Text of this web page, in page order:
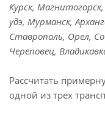
Курск,
удэ, Мурманск,
Ставрополь, Орел,
Череповец,
Рассчитать
одной из трех